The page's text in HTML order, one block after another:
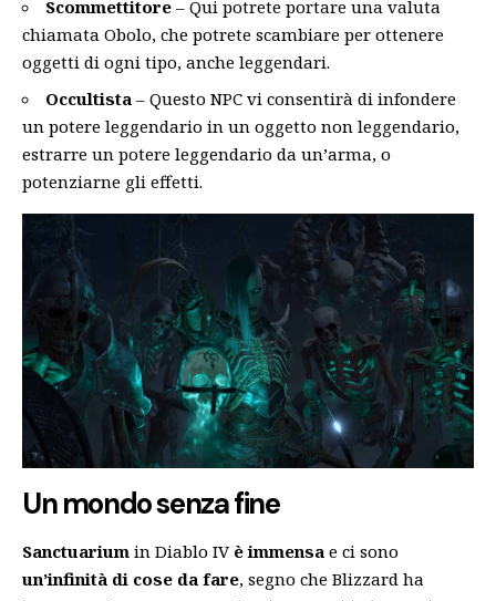
Scommettitore – Qui potrete portare una valuta
chiamata Obolo, che potrete scambiare per ottenere
oggetti di ogni tipo, anche leggendari.
Occultista – Questo NPC vi consentirà di infondere
un potere leggendario in un oggetto non leggendario,
estrarre un potere leggendario da un’arma, o
potenziarne gli effetti.
Un mondo senza fine
Sanctuarium in Diablo IVè immensa e ci sono
un’infinità di cose da fare, segno che Blizzard ha